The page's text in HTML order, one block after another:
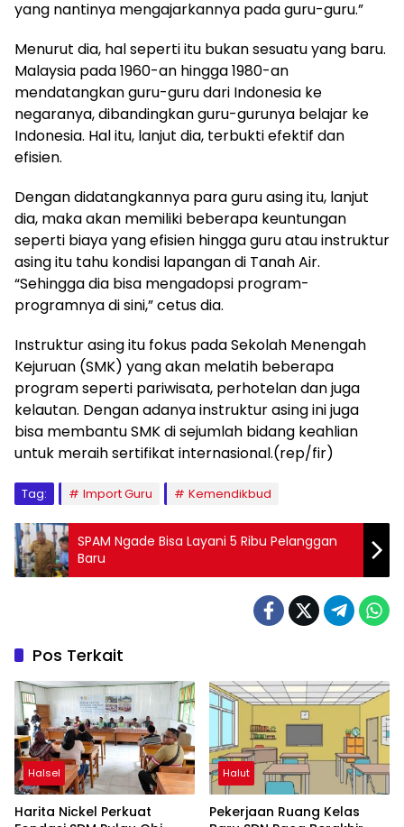
yang nantinya mengajarkannya pada guru-guru.”
Menurut dia, hal seperti itu bukan sesuatu yang baru.
Malaysia pada 1960-an hingga 1980-an
mendatangkan guru-guru dari Indonesia ke
negaranya, dibandingkan guru-gurunya belajar ke
Indonesia. Hal itu, lanjut dia, terbukti efektif dan
efisien.
Dengan didatangkannya para guru asing itu, lanjut
dia, maka akan memiliki beberapa keuntungan
seperti biaya yang efisien hingga guru atau instruktur
asing itu tahu kondisi lapangan di Tanah Air.
“Sehingga dia bisa mengadopsi program-
programnya di sini,” cetus dia.
Instruktur asing itu fokus pada Sekolah Menengah
Kejuruan (SMK) yang akan melatih beberapa
program seperti pariwisata, perhotelan dan juga
kelautan. Dengan adanya instruktur asing ini juga
bisa membantu SMK di sejumlah bidang keahlian
untuk meraih sertifikat internasional.(rep/fir)
Tag: Import Guru Kemendikbud
SPAM Ngade Bisa Layani 5 Ribu Pelanggan
Baru
Pos Terkait
Halsel
Harita Nickel Perkuat
Halut
Pekerjaan Ruang Kelas